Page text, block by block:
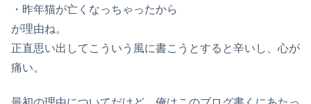
・昨年猫が亡くなっちゃったから
が理由ね。
正直思い出してこういう風に書こうとすると辛いし、心が
痛い。